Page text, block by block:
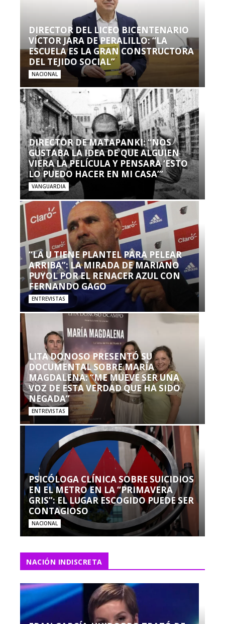
DIRECTOR DEL LICEO BICENTENARIO
VÍCTOR JARA DE PERALILLO: “LA
ESCUELA ES LA GRAN CONSTRUCTORA
DEL TEJIDO SOCIAL”
NACIONAL
DIRECTOR DE MATAPANKI: “NOS
GUSTABA LA IDEA DE QUE ALGUIEN
VIERA LA PELÍCULA Y PENSARA ‘ESTO
LO PUEDO HACER EN MI CASA’”
VANGUARDIA
“LA U TIENE PLANTEL PARA PELEAR
ARRIBA”: LA MIRADA DE MARIANO
PUYOL POR EL RENACER AZUL CON
FERNANDO GAGO
ENTREVISTAS
LITA DONOSO PRESENTÓ SU
DOCUMENTAL SOBRE MARÍA
MAGDALENA: “ME MUEVE SER UNA
VOZ DE ESTA VERDAD QUE HA SIDO
NEGADA”
ENTREVISTAS
PSICÓLOGA CLÍNICA SOBRE SUICIDIOS
EN EL METRO EN LA “PRIMAVERA
GRIS”: EL LUGAR ESCOGIDO PUEDE SER
CONTAGIOSO
NACIONAL
NACIÓN INDISCRETA